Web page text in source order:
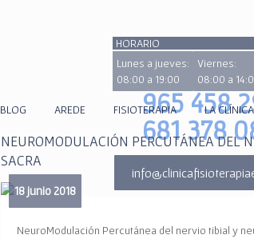
HORARIO
Lunes a jueves:
08:00 a 19:00
Viernes:
08:00 a
965 458
681 378
BLOG AREDE FISIOTERAPIA LA CLÍNICA
NEUROMODULACIÓN PERCUTÁNEA DEL
SACRA
18 junio 2018
NeuroModulación Percutánea del nervio tibial y